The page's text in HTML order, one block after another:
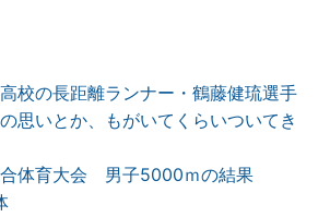
校の長距離ランナー・鶴藤健琉選手
思いとか、もがいてくらいついてき
合体育大会 男子5000ｍの結果